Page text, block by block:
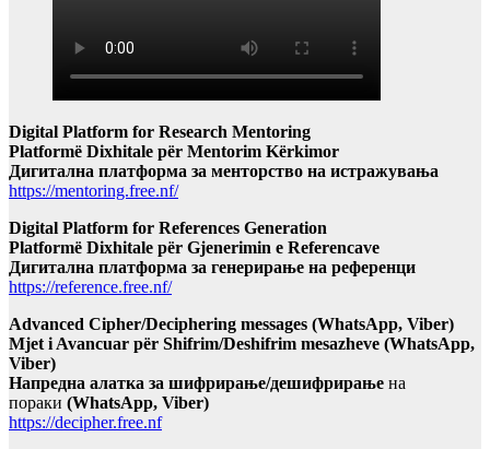
Digital Platform for Research Mentoring
Platformë Dixhitale për Mentorim Kërkimor
Дигитална платформа за менторство на истражувања
https://mentoring.free.nf/
Digital Platform for References Generation
Platformë Dixhitale për Gjenerimin e Referencave
Дигитална платформа за генерирање на референци
https://reference.free.nf/
Advanced Cipher/Deciphering messages (WhatsApp, Viber)
Mjet i Avancuar për Shifrim/Deshifrim mesazheve (WhatsApp,
Viber)
Напредна алатка за шифрирање/дешифрирање на
пораки (WhatsApp, Viber)
https://decipher.free.nf